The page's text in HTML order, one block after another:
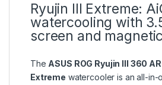
Ryujin III Extreme:
watercooling with
screen and
The ASUS ROG Ryujin III 360
Extreme watercooler is an all-in-